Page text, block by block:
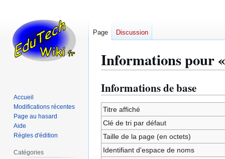
Informations pour
Aller
à
la
navigation
Aller
à
la
recherche
Informations de base
Titre affiché
Clé de tri par défaut
Taille de la page (en octets)
Identifiant dʼespace de noms
Page Discussion
Accueil
Modifications récentes
Page au hasard
Aide
Règles d'édition
Catégories